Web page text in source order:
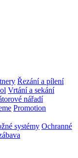
Řezání a pílení
Vrtání a sekání
nářadí
Promotion
systémy Ochranné